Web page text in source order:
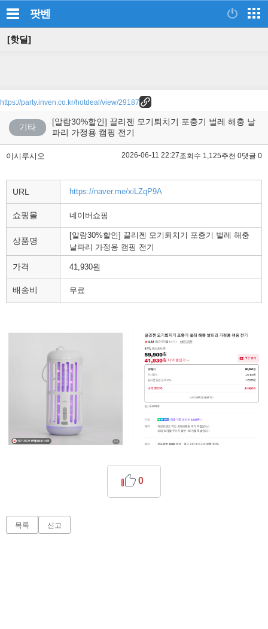
팟벤
[핫딜]
https://party.inven.co.kr/hotdeal/view/29187
기타
[알람30%할인] 끌리젠 모기퇴치기 포충기 벌레 해충 날
파리 가정용 캠핑 전기
이시루시오 2026-06-11 22:27조회수 1,125추천 0댓글 0
URL https://naver.me/xiLZqP9A
쇼핑몰 네이버쇼핑
상품명
[알람30%할인] 끌리젠 모기퇴치기 포충기 벌레 해충
날파리 가정용 캠핑 전기
가격 41,930원
배송비 무료
0
목록 신고